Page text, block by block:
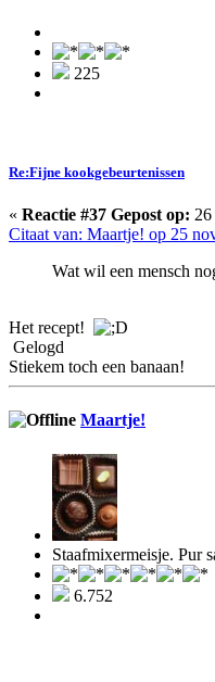
225
Re:Fijne kookgebeurtenissen
« Reactie #37 Gepost op:
Citaat van: Maartje! op 25
Wat wil een mensch
Het recept!
Gelogd
Stiekem toch een banaan!
Maartje!
Staafmixermeisje. Pur
6.752